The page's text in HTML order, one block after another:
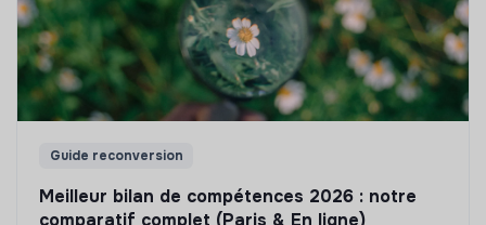
Guide reconversion
Meilleur bilan de compétences 2026 : notre
comparatif complet (Paris & En ligne)